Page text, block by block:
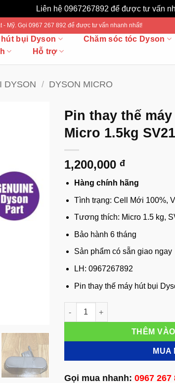
Liên hệ 0967267892 để được tư vấn
Mỹ. Gọi 0967 267 892 để được tư vấn nhanh nhất!
hút bụi Dyson Chăm sóc tóc Dyson
Hỗ trợ
DYSON / DYSON MICRO
Pin thay thế
Micro 1.5kg
1,200,000 đ
Hàng chính hãng
Tình trạng: Cell Mới 100%,
Tương thích: Micro 1.5 kg,
Bảo hành 6 tháng
Sản phẩm có sẵn giao ngay
LH: 0967267892
Pin thay thế máy hút bụi
Pin thay thế máy hút bụi Dyson
THÊM
MUA
Gọi mua nhanh: 0967 267